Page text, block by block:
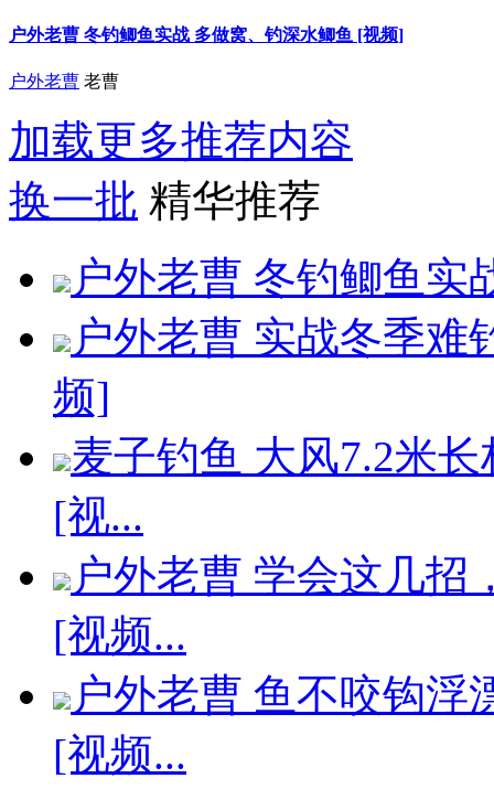
户外老曹 冬钓鲫鱼实战 多做窝、钓深水鲫鱼 [视频]
户外老曹 老曹
加载更多推荐内容
换一批 精华推荐
户外老曹 冬钓鲫鱼实
户外老曹 实战冬季难
频]
麦子钓鱼 大风7.2米
[视...
户外老曹 学会这几招
[视频...
户外老曹 鱼不咬钩浮
[视频...